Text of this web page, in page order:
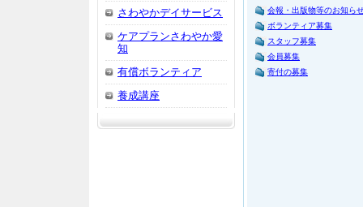
さわやかデイサービス
ケアプランさわやか愛
知
有償ボランティア
養成講座
会報・出版物等のお知ら
ボランティア募集
スタッフ募集
会員募集
寄付の募集